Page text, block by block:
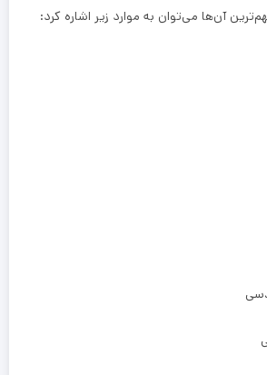
آن‌ها می‌توان به موارد زیر اشاره کرد: